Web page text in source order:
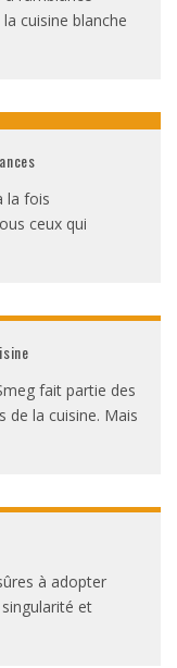
cuisine blanche
la fois
ceux qui
fait partie des
de la cuisine. Mais
à adopter
et